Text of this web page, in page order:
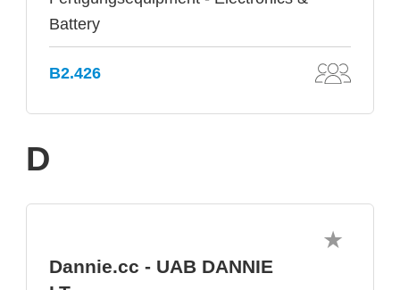
Battery
B2.426
D
Dannie.cc - UAB DANNIE